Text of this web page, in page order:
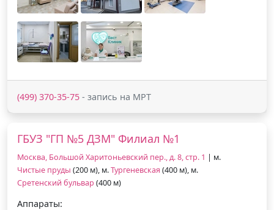
(499) 370-35-75 - запись на МРТ
ГБУЗ "ГП №5 ДЗМ" Филиал №1
Москва, Большой Харитоньевский пер., д. 8, стр. 1 | м.
Чистые пруды (200 м), м.Тургеневская (400 м), м.
Сретенский бульвар (400 м)
Аппараты: